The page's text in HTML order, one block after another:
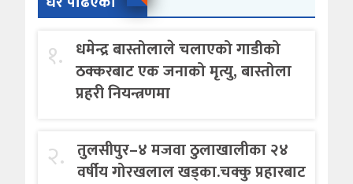
१. धमेन्द्र बास्तोलाले चलाएको गाडीको
ठक्करबाट एक जनाको मृत्यु, बास्तोला
प्रहरी नियन्त्रणमा
२. तुलसीपुर–४ मजवा ठुलाखालीका २४
वर्षीय गोरखलाल खड्का.चक्कु प्रहारबाट